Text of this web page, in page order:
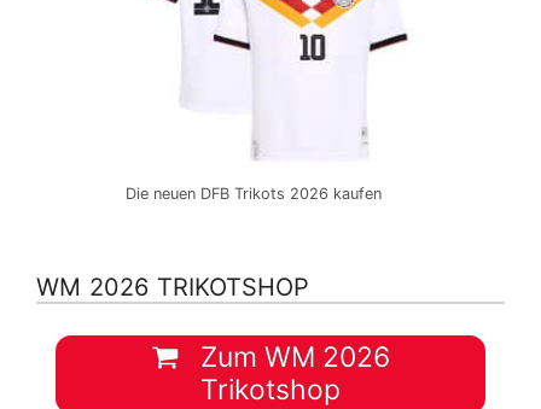
Die neuen DFB Trikots 2026 kaufen
WM 2026 TRIKOTSHOP
Zum WM 2026
Trikotshop